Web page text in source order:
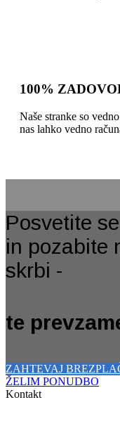
100%
Naše stranke so
nas lahko vedno
Posvetite
in pozabite
skrbi -
te
ZAHTEVAJ
ŽELIM PONUDBO
Kontakt